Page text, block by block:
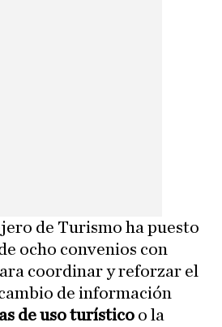
de Turismo ha puesto
ocho convenios con
coordinar y reforzar el
de información
de uso turístico o la